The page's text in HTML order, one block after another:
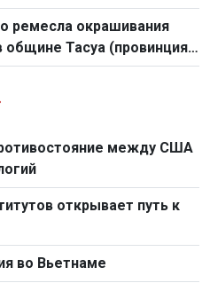
ремесла окрашивания
общине Тасуа (провинция
между США
открывает путь к
во Вьетнаме